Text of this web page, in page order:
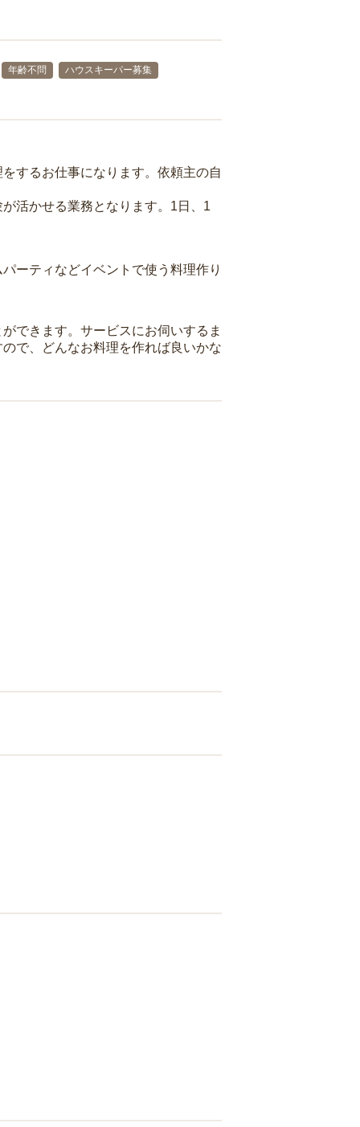
年齢不問
ハウスキーパー募集
するお仕事になります。依頼主の自
活かせる業務となります。1日、1
ーティなどイベントで使う料理作り
できます。サービスにお伺いするま
で、どんなお料理を作れば良いかな